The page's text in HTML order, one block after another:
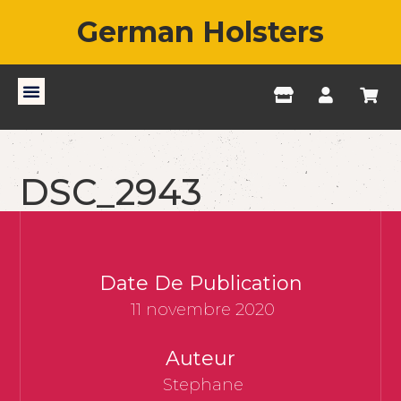
German Holsters
DSC_2943
Date De Publication
11 novembre 2020
Auteur
Stephane